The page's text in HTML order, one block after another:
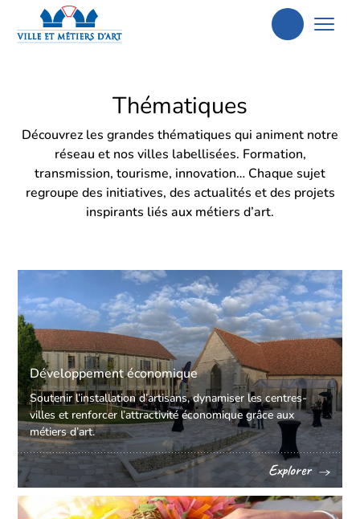
Aller
Thématiques
Découvrez les grandes thématiques qui animent notre
réseau et nos villes labellisées. Formation,
transmission, tourisme, innovation… Chaque sujet
regroupe des initiatives, des actualités et des projets
inspirants liés aux métiers d’art.
Développement économique
Soutenir l’installation d’artisans, dynamiser les centres-
villes et renforcer l’attractivité économique grâce aux
métiers d’art.
Explorer